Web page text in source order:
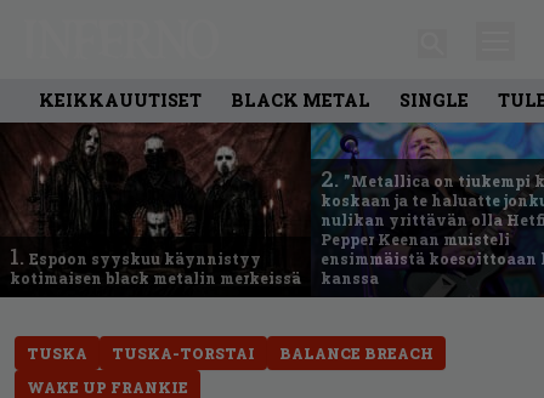
KEIKKAUUTISET BLACK METAL SINGLE
1. Espoon syyskuu käynnistyy
kotimaisen black metalin merkeissä
2. ”Metallica on tiukempi
koskaan ja te haluatte
nulikan yrittävän olla
Pepper Keenan muisteli
ensimmäistä
kanssa
TUSKA TUSKA-TORSTAI
BALANCE BREACH
WAKE UP FRANKIE